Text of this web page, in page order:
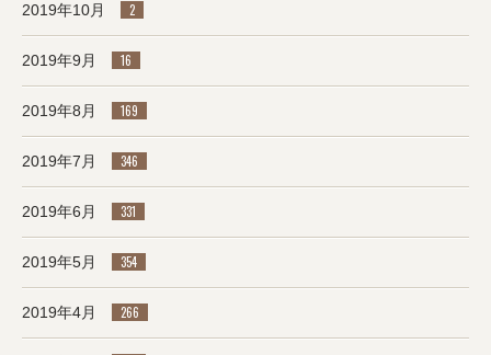
2019年10月 2
2019年9月 16
2019年8月 169
2019年7月 346
2019年6月 331
2019年5月 354
2019年4月 266